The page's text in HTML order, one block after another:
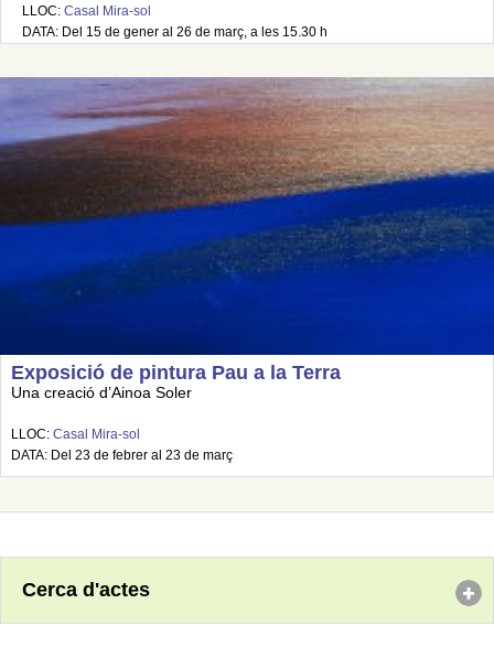
LLOC: Casal Mira-sol
DATA: Del 15 de gener al 26 de març, a les 15.30 h
Exposició de pintura Pau a la Terra
Una creació d’Ainoa Soler
LLOC: Casal Mira-sol
DATA: Del 23 de febrer al 23 de març
Cerca d'actes